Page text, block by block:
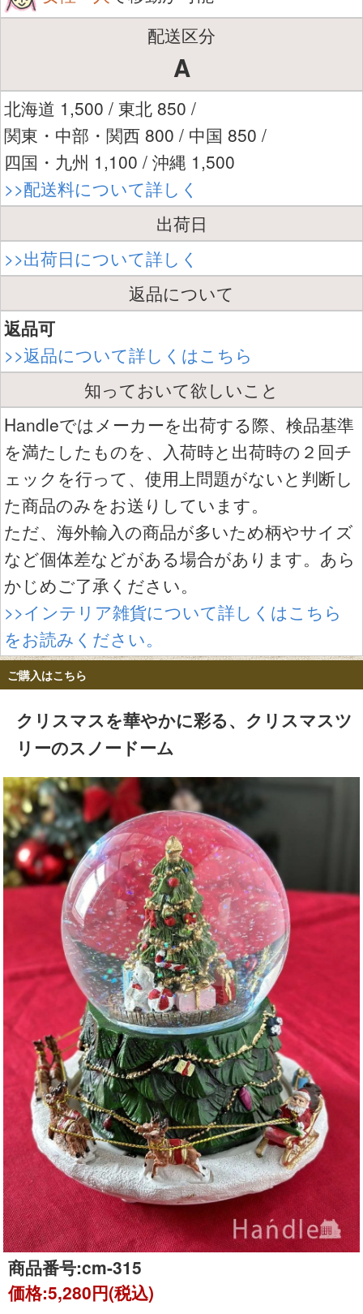
配送区分
A
北海道 1,500 / 東北 850 /
関東・中部・関西 800 / 中国 850 /
四国・九州 1,100 / 沖縄 1,500
>>配送料について詳しく
出荷日
>>出荷日について詳しく
返品について
返品可
>>返品について詳しくはこちら
知っておいて欲しいこと
Handleではメーカーを出荷する際、検品基準
を満たしたものを、入荷時と出荷時の２回チ
ェックを行って、使用上問題がないと判断し
た商品のみをお送りしています。
ただ、海外輸入の商品が多いため柄やサイズ
など個体差などがある場合があります。あら
かじめご了承ください。
>>インテリア雑貨について詳しくはこちら
をお読みください。
ご購入はこちら
クリスマスを華やかに彩る、クリスマスツ
リーのスノードーム
商品番号:cm-315
価格:5,280円(税込)